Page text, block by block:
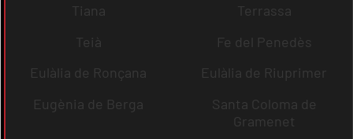
Tiana
Terrassa
Teià
Fe del Penedès
Eulàlia de Ronçana
Eulàlia de Riuprimer
Eugènia de Berga
Santa Coloma de
Gramenet